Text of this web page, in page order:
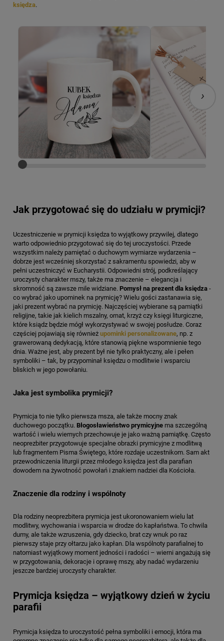
księdza.
›
Jak przygotować się do udziału w prymicji?
Uczestniczenie w prymicji księdza to wyjątkowy przywilej, dlatego
warto odpowiednio przygotować się do tej uroczystości. Przede
wszystkim należy pamiętać o duchowym wymiarze wydarzenia –
dobrze jest wcześniej skorzystać z sakramentu spowiedzi, aby w
pełni uczestniczyć w Eucharystii. Odpowiedni strój, podkreślający
uroczysty charakter mszy, także ma znaczenie – elegancja i
skromność są zawsze mile widziane. Pomysł na prezent dla księdza -
co wybrać jako upominek na prymicję? Wielu gości zastanawia się,
jaki prezent wybrać na prymicję. Najczęściej wybierane są pamiątki
religijne, takie jak kielich mszalny, ornat, krzyż czy księgi liturgiczne,
które ksiądz będzie mógł wykorzystywać w swojej posłudze. Coraz
częściej pojawiają się również upominki personalizowane, np. z
grawerowaną dedykacją, które stanowią piękne wspomnienie tego
dnia. Ważne jest, aby prezent był nie tylko praktyczny, ale i pełen
symboliki – tak, by przypominał księdzu o modlitwie i wsparciu
bliskich w jego powołaniu.
Jaka jest symbolika prymicji?
Prymicja to nie tylko pierwsza msza, ale także mocny znak
duchowego początku. Błogosławieństwo prymicyjne ma szczególną
wartość i wielu wiernych przechowuje je jako ważną pamiątkę. Często
neoprezbiter przygotowuje specjalne obrazki prymicyjne z modlitwą
lub fragmentem Pisma Świętego, które rozdaje uczestnikom. Sam akt
przewodniczenia liturgii przez młodego księdza jest dla parafian
dowodem na żywotność powołań i znakiem nadziei dla Kościoła.
Znaczenie dla rodziny i wspólnoty
Dla rodziny neoprezbitera prymicja jest ukoronowaniem wielu lat
modlitwy, wychowania i wsparcia w drodze do kapłaństwa. To chwila
dumy, ale także wzruszenia, gdy dziecko, brat czy wnuk po raz
pierwszy staje przy ołtarzu jako kapłan. Dla wspólnoty parafialnej to
natomiast wyjątkowy moment jedności i radości – wierni angażują się
w przygotowania, dekoracje i oprawę mszy, aby nadać wydarzeniu
jeszcze bardziej uroczysty charakter.
Prymicja księdza – wyjątkowy dzień w życiu
parafii
Prymicja księdza to uroczystość pełna symboliki i emocji, która ma